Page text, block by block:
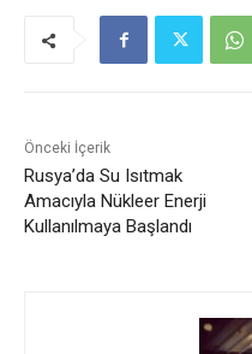
Önceki İçerik
Rusya’da Su Isıtmak
Amacıyla Nükleer Enerji
Kullanılmaya Başlandı